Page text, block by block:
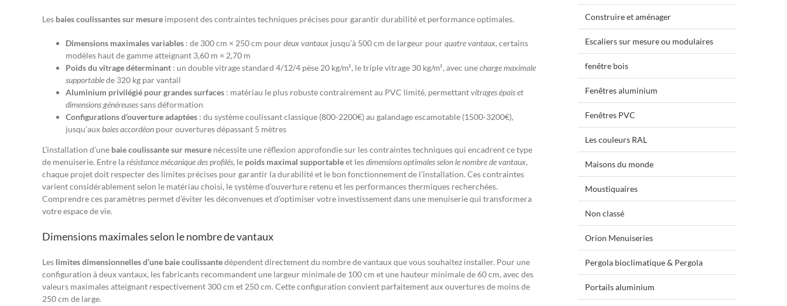
Les baies coulissantes sur mesure imposent des contraintes techniques précises pour garantir durabilité et performance optimales.
Dimensions maximales variables : de 300 cm × 250 cm pourdeux vantaux jusqu’à 500 cm de largeur pourquatre vantaux, certains
modèles haut de gamme atteignant 3,60 m × 2,70 m
Poids du vitrage déterminant : un double vitrage standard 4/12/4 pèse 20 kg/m², le triple vitrage 30 kg/m², avec unecharge maximale
supportablede 320 kg par vantail
Aluminium privilégié pour grandes surfaces : matériau le plus robuste contrairement au PVC limité, permettantvitrages épais et
dimensions généreusessans déformation
Configurations d’ouverture adaptées : du système coulissant classique (800-2200€) au galandage escamotable (1500-3200€),
jusqu’auxbaies accordéon pour ouvertures dépassant 5 mètres
L’installation d’une baie coulissante sur mesure nécessite une réflexion approfondie sur les contraintes techniques qui encadrent ce type
de menuiserie. Entre larésistance mécanique des profilés, le poids maximal supportableet lesdimensions optimales selon le nombre de vantaux,
chaque projet doit respecter des limites précises pour garantir la durabilité et le bon fonctionnement de l’installation. Ces contraintes
varient considérablement selon le matériau choisi, le système d’ouverture retenu et les performances thermiques recherchées.
Comprendre ces paramètres permet d’éviter les déconvenues et d’optimiser votre investissement dans une menuiserie qui transformera
votre espace de vie.
Dimensions maximales selon le nombre de vantaux
Les limites dimensionnelles d’une baie coulissantedépendent directement du nombre de vantaux que vous souhaitez installer. Pour une
configuration à deux vantaux, les fabricants recommandent une largeur minimale de 100 cm et une hauteur minimale de 60 cm, avec des
valeurs maximales atteignant respectivement 300 cm et 250 cm. Cette configuration convient parfaitement aux ouvertures de moins de
250 cm de large.
Construire et aménager
Escaliers sur mesure ou modulaires
fenêtre bois
Fenêtres aluminium
Fenêtres PVC
Les couleurs RAL
Maisons du monde
Moustiquaires
Non classé
Orion Menuiseries
Pergola bioclimatique & Pergola
Portails aluminium